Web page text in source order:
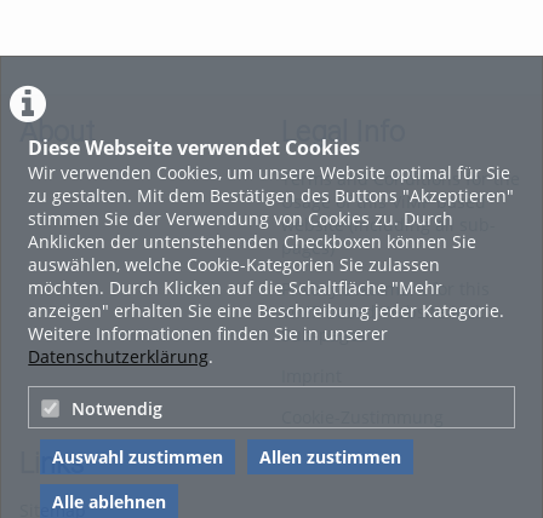
Diese Webseite verwendet Cookies
Wir verwenden Cookies, um unsere Website optimal für Sie
zu gestalten. Mit dem Bestätigen des Buttons "Akzeptieren"
stimmen Sie der Verwendung von Cookies zu. Durch
Anklicken der untenstehenden Checkboxen können Sie
auswählen, welche Cookie-Kategorien Sie zulassen
möchten. Durch Klicken auf die Schaltfläche "Mehr
anzeigen" erhalten Sie eine Beschreibung jeder Kategorie.
Weitere Informationen finden Sie in unserer
Datenschutzerklärung.
Notwendig
Auswahl zustimmen
Allen zustimmen
Alle ablehnen
About Legal Info
Terms and Conditions for the
Usage of this ViMP based
website (including all sub-
pages)
Privacy Statement for this
ViMP based Website incl.
Sub-pages
Links
Sitemap